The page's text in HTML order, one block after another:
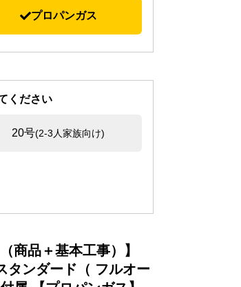
プロパンガス
ください
20号(2-3人家族向け)
商品＋基本工事）】
タンダード（ フルオー